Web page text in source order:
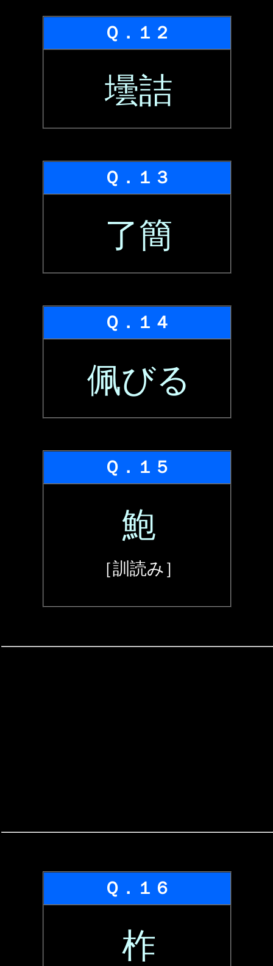
Ｑ．１２
壜詰
Ｑ．１３
了簡
Ｑ．１４
佩びる
Ｑ．１５
鮑
［訓読み］
Ｑ．１６
柞